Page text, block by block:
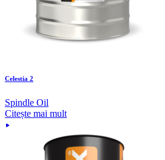
Celestia 2
Spindle Oil
Citește mai mult